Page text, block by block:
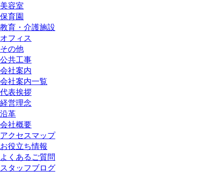
美容室
保育園
教育・介護施設
オフィス
その他
公共工事
会社案内
会社案内一覧
代表挨拶
経営理念
沿革
会社概要
アクセスマップ
お役立ち情報
よくあるご質問
スタッフブログ